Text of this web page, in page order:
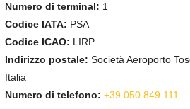
Numero di terminal: 1
Codice IATA: PSA
Codice ICAO: LIRP
Indirizzo postale: Società Aeroporto
Italia
Numero di telefono: +39 050 849 111